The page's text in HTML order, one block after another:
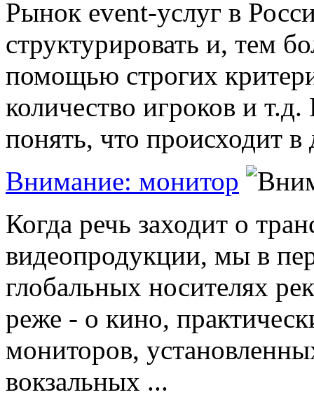
Рынок event-услуг в
структурировать и, тем
помощью строгих
количество игроков и
понять, что происходит
Внимание: монитор
Когда речь заходит о
видеопродукции, мы в
глобальных носителях
реже - о кино,
мониторов,
вокзальных ...